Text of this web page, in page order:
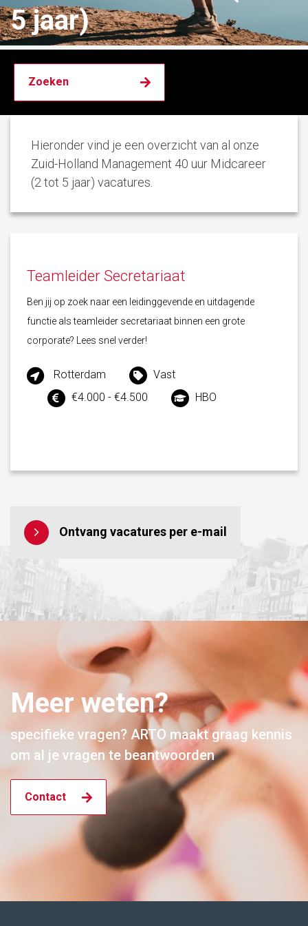
5 jaar)
Hieronder vind je een overzicht van al onze
Zuid-Holland Management 40 uur Midcareer
(2 tot 5 jaar) vacatures.
Teamleider Secretariaat
Ben jij op zoek naar een leidinggevende en uitdagende
functie als teamleider secretariaat binnen een grote
corporate? Lees snel verder!
Rotterdam
Vast
€4.000 - €4.500
HBO
Ontvang vacatures per e-mail
Meer weten?
specifieke vragen? ARTO maakt graag kennis
om al je vragen te beantwoorden
Contact